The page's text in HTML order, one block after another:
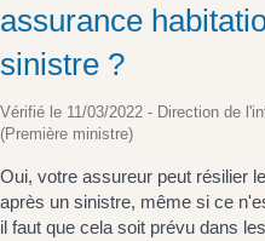
assurance
sinistre ?
Vérifié le 11/03/2022 - Direction de
(Première ministre)
Oui, votre assureur peut résilier
après un sinistre, même si ce
il faut que cela soit prévu dans